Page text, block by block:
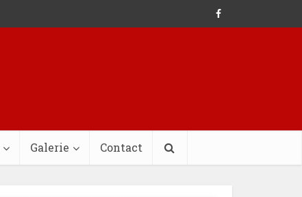
Galerie Contact